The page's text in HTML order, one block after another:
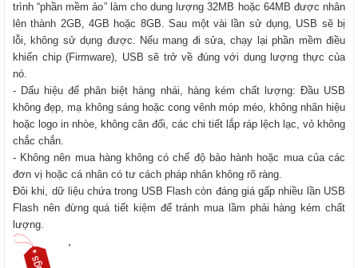
trình “phần mềm ảo” làm cho dung lượng 32MB hoặc 64MB được nhân
lên thành 2GB, 4GB hoặc 8GB. Sau một vài lần sử dụng, USB sẽ bị
lỗi, không sử dụng được. Nếu mang đi sửa, chạy lại phần mềm điều
khiển chip (Firmware), USB sẽ trở về đúng với dung lượng thực của
nó.
- Dấu hiệu để phân biệt hàng nhái, hàng kém chất lượng: Đầu USB
không đẹp, mạ không sáng hoặc cong vênh móp méo, không nhãn hiệu
hoặc logo in nhòe, không cân đối, các chi tiết lắp ráp lệch lạc, vỏ không
chắc chắn.
- Không nên mua hàng không có chế độ bảo hành hoặc mua của các
đơn vị hoặc cá nhân có tư cách pháp nhân không rõ ràng.
Đôi khi, dữ liệu chứa trong USB Flash còn đáng giá gấp nhiều lần USB
Flash nên đừng quá tiết kiệm để tránh mua lầm phải hàng kém chất
lượng.
,